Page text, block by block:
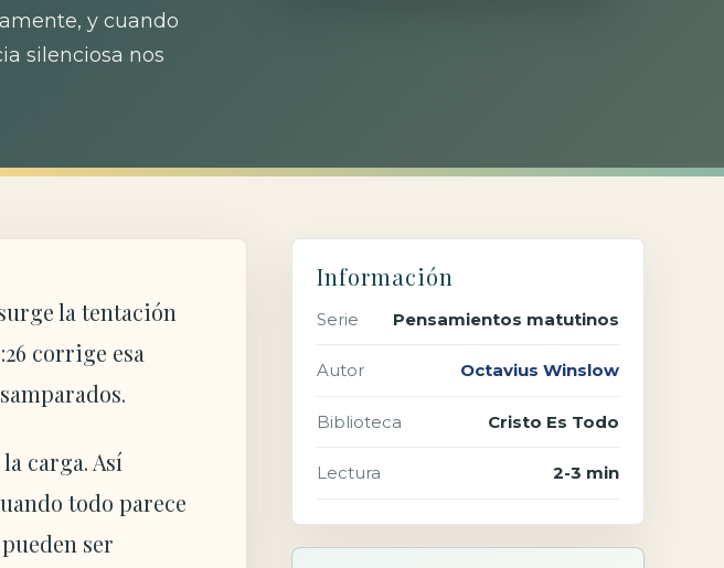
y cuando
silenciosa nos
la tentación
corrige esa
carga. Así
todo parece
ser
Información
Serie Pensamientos matutinos
Autor Octavius Winslow
Biblioteca Cristo Es Todo
Lectura 2-3 min